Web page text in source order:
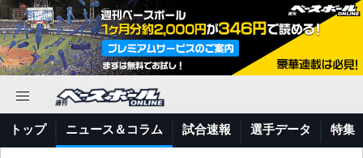
トップ ニュース＆コラム 試合速報 選手データ 特集